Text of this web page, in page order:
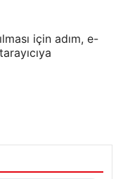
için adım, e-